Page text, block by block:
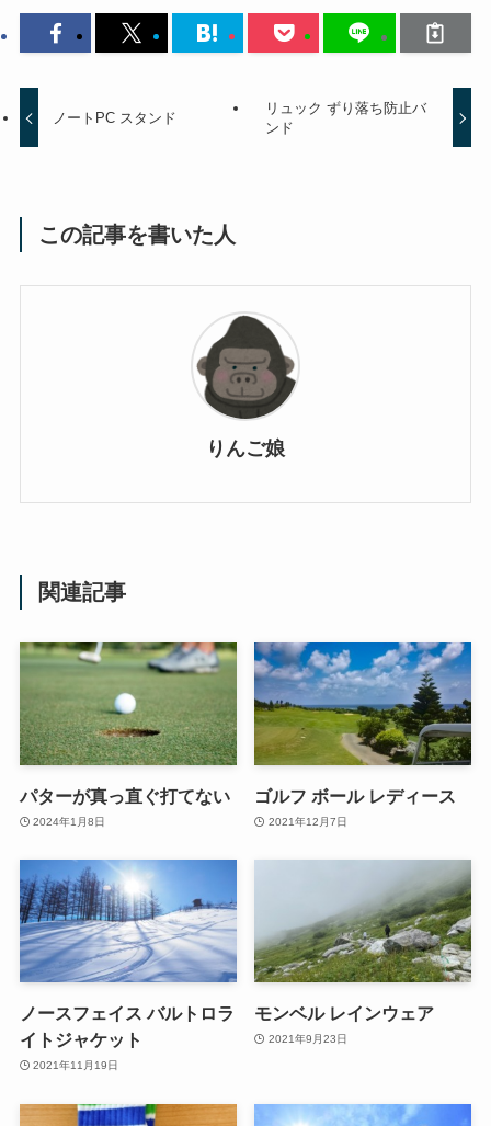
ノートPC スタンド
リュック ずり落ち防止バ
ンド
この記事を書いた人
りんご娘
関連記事
パターが真っ直ぐ打てない
2024年1月8日
ゴルフ ボール レディース
2021年12月7日
ノースフェイス バルトロラ
イトジャケット
2021年11月19日
モンベル レインウェア
2021年9月23日